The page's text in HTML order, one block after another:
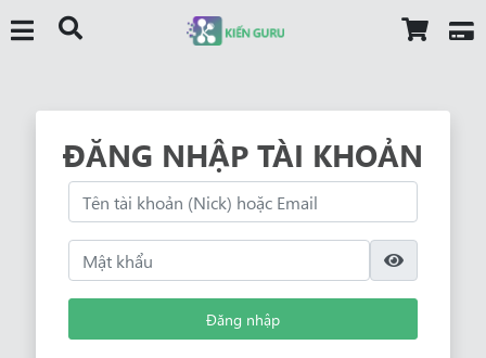
ĐĂNG NHẬP TÀI KHOẢN
Đăng nhập